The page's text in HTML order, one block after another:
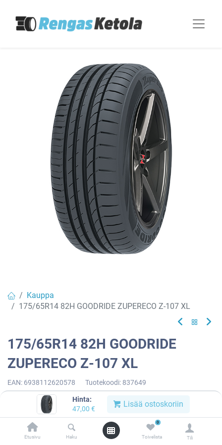
Hinta:
47,00 € Lisää ostoskoriin
Etusivu Haku
0
Toivelista Tili
Kauppa
175/65R14 82H GOODRIDE ZUPERECO Z-107 XL
175/65R14 82H GOODRIDE
ZUPERECO Z-107 XL
EAN: 6938112620578 Tuotekoodi: 837649
€ / kpl
Toimittajilla (kotimaa):
Saatavilla
Toimitusaika:3 arkipäivää